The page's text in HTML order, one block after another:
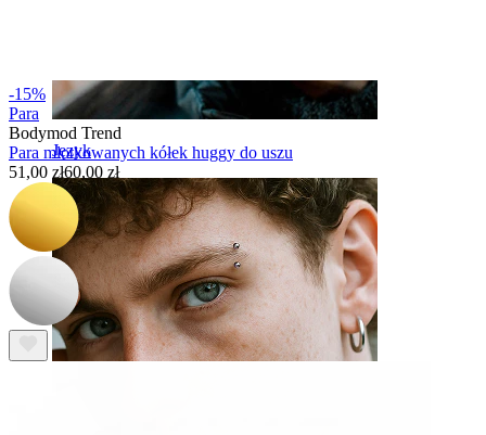
Język
-15%
Para
Bodymod Trend
Para młotkowanych kółek huggy do uszu
51,00 zł60,00 zł